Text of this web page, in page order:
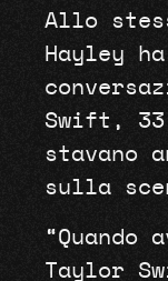
Allo
Hayley
Swift, 33
stavano
sulla
“Quando
Taylor